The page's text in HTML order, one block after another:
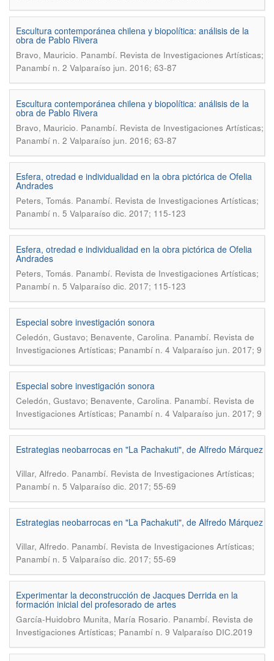
Escultura contemporánea chilena y biopolítica: análisis de la
obra de Pablo Rivera
Bravo, Mauricio. Panambí. Revista de Investigaciones Artísticas;
Panambí n. 2 Valparaíso jun. 2016; 63-87
Escultura contemporánea chilena y biopolítica: análisis de la
obra de Pablo Rivera
Bravo, Mauricio. Panambí. Revista de Investigaciones Artísticas;
Panambí n. 2 Valparaíso jun. 2016; 63-87
Esfera, otredad e individualidad en la obra pictórica de Ofelia
Andrades
Peters, Tomás. Panambí. Revista de Investigaciones Artísticas;
Panambí n. 5 Valparaíso dic. 2017; 115-123
Esfera, otredad e individualidad en la obra pictórica de Ofelia
Andrades
Peters, Tomás. Panambí. Revista de Investigaciones Artísticas;
Panambí n. 5 Valparaíso dic. 2017; 115-123
Especial sobre investigación sonora
Celedón, Gustavo; Benavente, Carolina. Panambí. Revista de
Investigaciones Artísticas; Panambí n. 4 Valparaíso jun. 2017; 9
Especial sobre investigación sonora
Celedón, Gustavo; Benavente, Carolina. Panambí. Revista de
Investigaciones Artísticas; Panambí n. 4 Valparaíso jun. 2017; 9
Estrategias neobarrocas en "La Pachakuti", de Alfredo Márquez
Villar, Alfredo. Panambí. Revista de Investigaciones Artísticas;
Panambí n. 5 Valparaíso dic. 2017; 55-69
Estrategias neobarrocas en "La Pachakuti", de Alfredo Márquez
Villar, Alfredo. Panambí. Revista de Investigaciones Artísticas;
Panambí n. 5 Valparaíso dic. 2017; 55-69
Experimentar la deconstrucción de Jacques Derrida en la
formación inicial del profesorado de artes
García-Huidobro Munita, María Rosario. Panambí. Revista de
Investigaciones Artísticas; Panambí n. 9 Valparaíso DIC.2019